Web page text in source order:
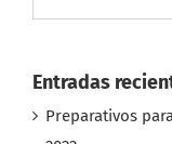
Preparativos